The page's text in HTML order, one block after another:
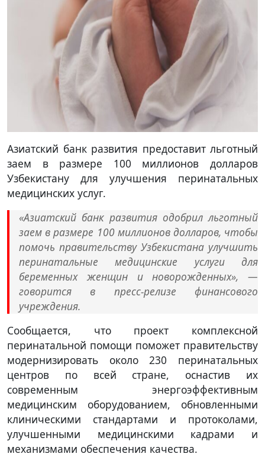
Азиатский банк развития предоставит льготный
заем в размере 100 миллионов долларов
Узбекистану для улучшения перинатальных
медицинских услуг.
«Азиатский банк развития одобрил льготный
заем в размере 100 миллионов долларов, чтобы
помочь правительству Узбекистана улучшить
перинатальные медицинские услуги для
беременных женщин и новорожденных», —
говорится в пресс-релизе финансового
учреждения.
Сообщается, что проект комплексной
перинатальной помощи поможет правительству
модернизировать около 230 перинатальных
центров по всей стране, оснастив их
современным энергоэффективным
медицинским оборудованием, обновленными
клиническими стандартами и протоколами,
улучшенными медицинскими кадрами и
механизмами обеспечения качества.